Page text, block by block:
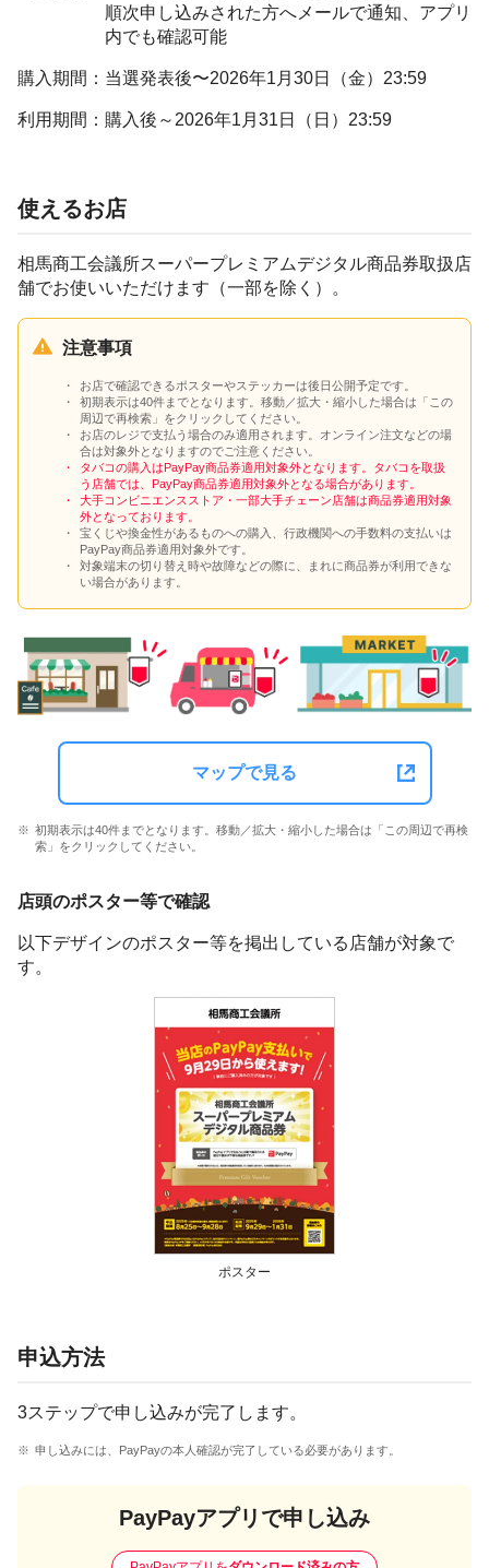
順次申し込みされた方へメールで通知、アプリ
内でも確認可能
購入期間： 当選発表後〜2026年1月30日（金）23:59
利用期間： 購入後～2026年1月31日（日）23:59
使えるお店
相馬商工会議所スーパープレミアムデジタル商品券取扱店
舗でお使いいただけます（一部を除く）。
注意事項
お店で確認できるポスターやステッカーは後日公開予定です。
初期表示は40件までとなります。移動／拡大・縮小した場合は「この
周辺で再検索」をクリックしてください。
お店のレジで支払う場合のみ適用されます。オンライン注文などの場
合は対象外となりますのでご注意ください。
タバコの購入はPayPay商品券適用対象外となります。タバコを取扱
う店舗では、PayPay商品券適用対象外となる場合があります。
大手コンビニエンスストア・一部大手チェーン店舗は商品券適用対象
外となっております。
宝くじや換金性があるものへの購入、行政機関への手数料の支払いは
PayPay商品券適用対象外です。
対象端末の切り替え時や故障などの際に、まれに商品券が利用できな
い場合があります。
マップで見る
初期表示は40件までとなります。移動／拡大・縮小した場合は「この周辺で再検
索」をクリックしてください。
店頭のポスター等で確認
以下デザインのポスター等を掲出している店舗が対象で
す。
ポスター
申込方法
3ステップで申し込みが完了します。
申し込みには、PayPayの本人確認が完了している必要があります。
PayPayアプリで申し込み